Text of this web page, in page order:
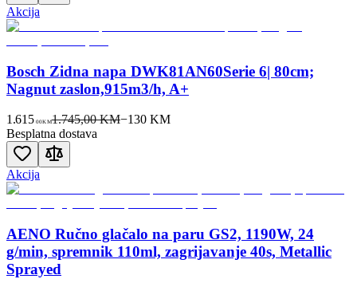
Akcija
Bosch Zidna napa DWK81AN60Serie 6| 80cm;
Nagnut zaslon,915m3/h, A+
1.615 00KM1.745,00 KM−130KM
Besplatna dostava
Akcija
AENO Ručno glačalo na paru GS2, 1190W, 24
g/min, spremnik 110ml, zagrijavanje 40s, Metallic
Sprayed